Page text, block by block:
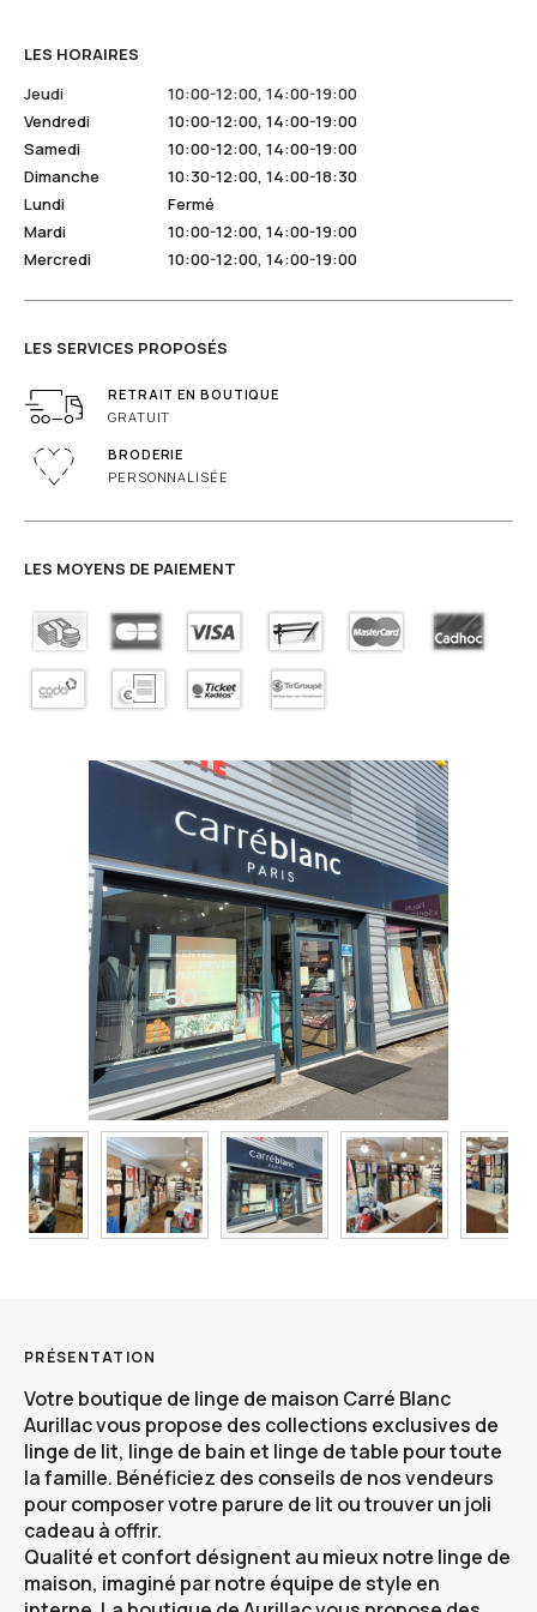
LES HORAIRES
Jeudi
10:00-12:00, 14:00-19:00
Vendredi
10:00-12:00, 14:00-19:00
Samedi
10:00-12:00, 14:00-19:00
Dimanche
10:30-12:00, 14:00-18:30
Lundi
Fermé
Mardi
10:00-12:00, 14:00-19:00
Mercredi
10:00-12:00, 14:00-19:00
LES SERVICES PROPOSÉS
RETRAIT EN BOUTIQUE
GRATUIT
BRODERIE
PERSONNALISÉE
LES MOYENS DE PAIEMENT
PRÉSENTATION
Votre boutique de linge de maison Carré Blanc
Aurillacvous propose des collections exclusives de
linge de lit, linge de bain et linge de table pour toute
la famille. Bénéficiez des conseils de nos vendeurs
pour composer votre parure de lit ou trouver un joli
cadeau à offrir.
Qualité et confort désignent au mieux notre linge de
maison, imaginé par notre équipe de style en